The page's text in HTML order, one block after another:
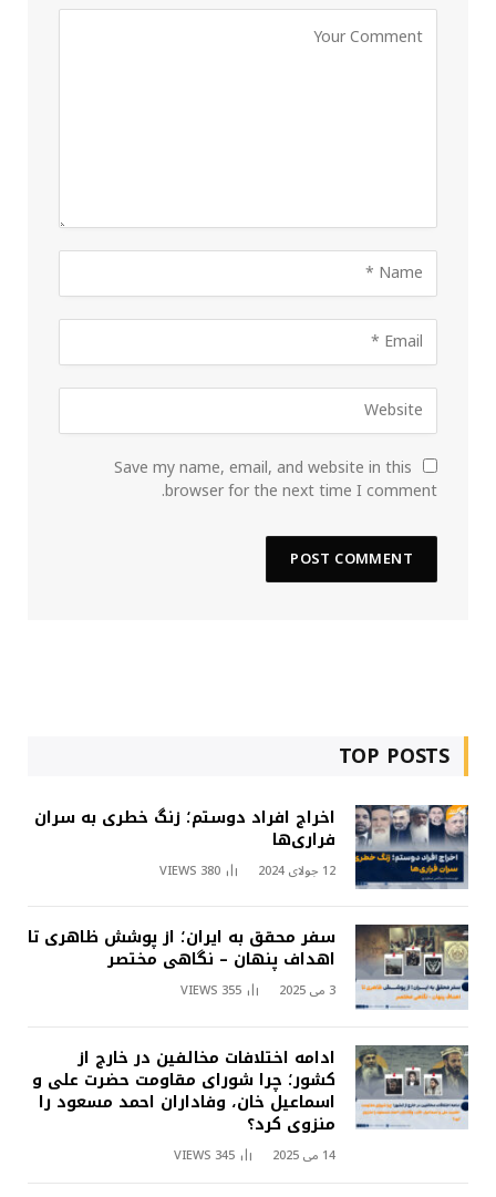
Save my name, email, and website in this
browser for the next time I comment.
TOP POSTS
اخراج افراد دوستم؛ زنگ خطری به سران
فراری‌ها
12 جولای 2024 380
VIEWS
سفر محقق به ایران؛ از پوشش ظاهری تا
اهداف پنهان – نگاهی مختصر
3 می 2025 355
VIEWS
ادامه اختلافات مخالفین در خارج از
کشور؛ چرا شورای مقاومت حضرت علی و
اسماعیل خان، وفاداران احمد مسعود را
منزوی کرد؟
14 می 2025 345
VIEWS